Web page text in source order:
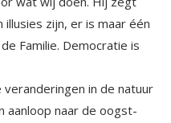
in de natuur
aanloop naar de oogst-